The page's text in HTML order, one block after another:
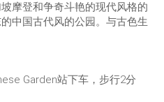
摩登和争奇斗艳的现代风格的
中国古代风的公园。与古色生
Garden站下车，步行2分